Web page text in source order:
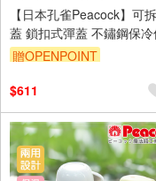
【日本孔雀Peacock】可
蓋 鎖扣式彈蓋 不鏽鋼保冷
杯 500ML(直飲口設計)
贈OPENPOINT
$611